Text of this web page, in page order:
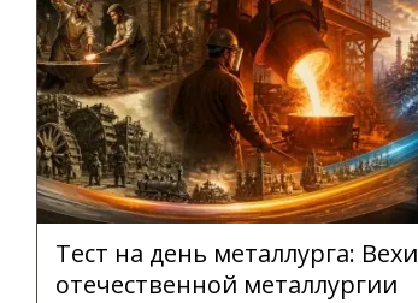
Тест на день металлурга: Вехи
отечественной металлургии